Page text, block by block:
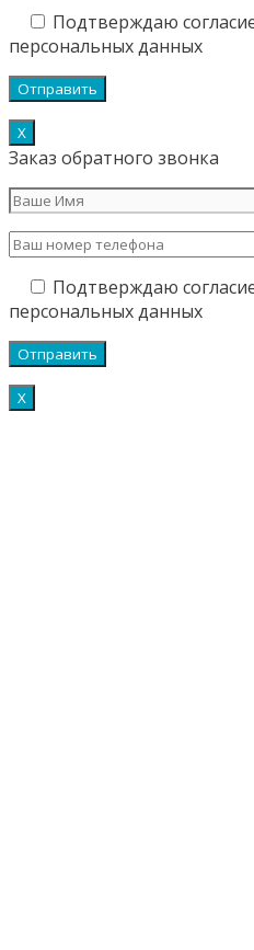
Подтверждаю
персональных данных
Х
Заказ обратного звонка
Подтверждаю
персональных данных
Х